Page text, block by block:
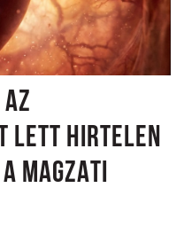
AZ
LETT HIRTELEN
MAGZATI